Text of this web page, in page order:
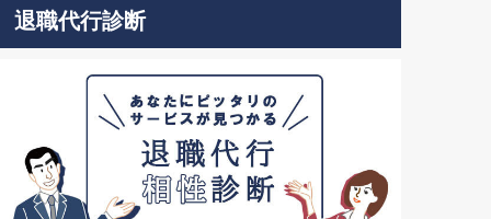
退職代行診断